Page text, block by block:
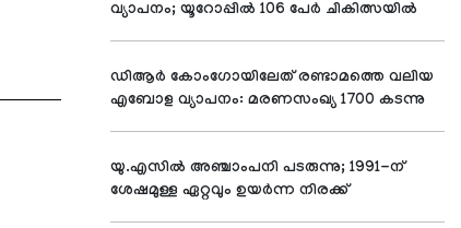
വ്യാപനം; യൂറോപ്പില്‍ 106 പേര്‍ ചികിത്സയില്‍
ഡിആര്‍ കോംഗോയിലേത് രണ്ടാമത്തെ വലിയ
എബോള വ്യാപനം: മരണസംഖ്യ 1700 കടന്നു
യു.എസില്‍ അഞ്ചാംപനി പടരുന്നു; 1991-ന്
ശേഷമുള്ള ഏറ്റവും ഉയര്‍ന്ന നിരക്ക്